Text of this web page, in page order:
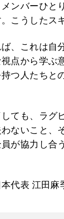
ンバーひと
こうしたス
、これは自
点から学ぶ
つ人たちと
ても、ラグ
ないこと、
が協力し合
代表 江田麻